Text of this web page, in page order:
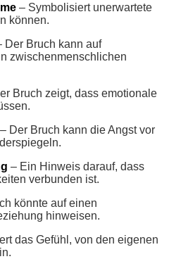
– Symbolisiert unerwartete
können.
Der Bruch kann auf
zwischenmenschlichen
Bruch zeigt, dass emotionale
– Der Bruch kann die Angst vor
– Ein Hinweis darauf, dass
verbunden ist.
könnte auf einen
hinweisen.
das Gefühl, von den eigenen